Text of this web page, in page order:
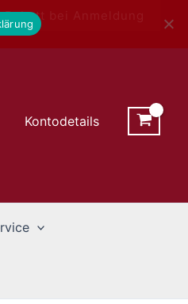
bei Anmeldung
Kontodetails